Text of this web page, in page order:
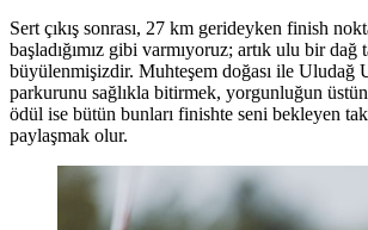
Sert çıkış sonrası, 27 km gerideyken finish
başladığımız gibi varmıyoruz; artık ulu bir dağ
büyülenmişizdir. Muhteşem doğası ile Uludağ
parkurunu sağlıkla bitirmek, yorgunluğun
ödül ise bütün bunları finishte seni bekleyen
paylaşmak olur.